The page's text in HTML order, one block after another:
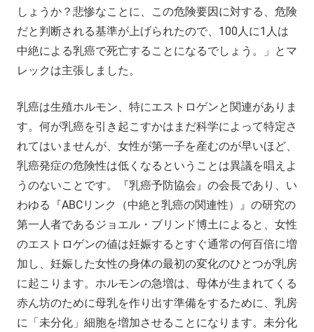
しょうか？悲惨なことに、この危険要因に対する、危険
だと判断される基準が上げられたので、100人に1人は
中絶による乳癌で死亡することになるでしょう。」とマ
レックは主張しました。
乳癌は生殖ホルモン、特にエストロゲンと関連がありま
す。何が乳癌を引き起こすかはまだ科学によって特定さ
れてはいませんが、女性が第一子を産むのが早いほど、
乳癌発症の危険性は低くなるということは異議を唱えよ
うのないことです。『乳癌予防協会』の会長であり、い
わゆる『ABCリンク（中絶と乳癌の関連性）』の研究の
第一人者であるジョエル・ブリンド博土によると、女性
のエストロゲンの値は妊娠するとすぐ通常の何百倍に増
加し、妊娠した女性の身体の最初の変化のひとつが乳房
に起こります。ホルモンの急増は、母体が生まれてくる
赤ん坊のために母乳を作り出す準備をするために、乳房
に「未分化」細胞を増加させることになります。未分化